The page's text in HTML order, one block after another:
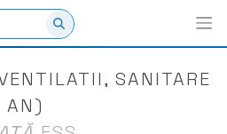
SANITARE
AN)